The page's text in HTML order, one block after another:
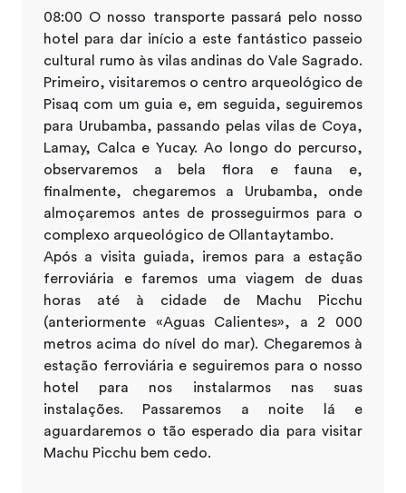
08:00 O nosso transporte passará pelo nosso
hotel para dar início a este fantástico passeio
cultural rumo às vilas andinas do Vale Sagrado.
Primeiro, visitaremos o centro arqueológico de
Pisaq com um guia e, em seguida, seguiremos
para Urubamba, passando pelas vilas de Coya,
Lamay, Calca e Yucay. Ao longo do percurso,
observaremos a bela flora e fauna e,
finalmente, chegaremos a Urubamba, onde
almoçaremos antes de prosseguirmos para o
complexo arqueológico de Ollantaytambo.
Após a visita guiada, iremos para a estação
ferroviária e faremos uma viagem de duas
horas até à cidade de Machu Picchu
(anteriormente «Aguas Calientes», a 2 000
metros acima do nível do mar). Chegaremos à
estação ferroviária e seguiremos para o nosso
hotel para nos instalarmos nas suas
instalações. Passaremos a noite lá e
aguardaremos o tão esperado dia para visitar
Machu Picchu bem cedo.